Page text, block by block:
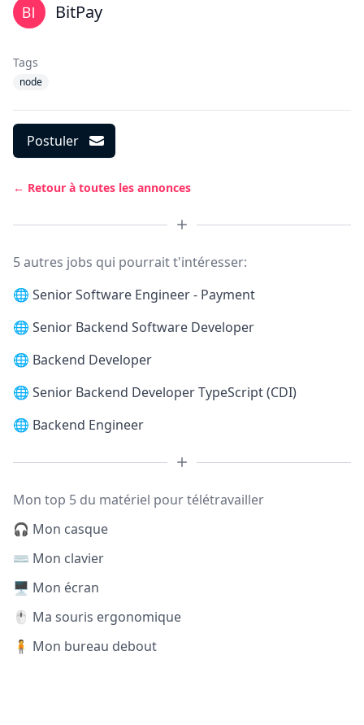
BitPay
Tags
node
Postuler
← Retour à toutes les annonces
5 autres jobs qui pourrait t'intéresser:
🌐 Senior Software Engineer - Payment
🌐 Senior Backend Software Developer
🌐 Backend Developer
🌐 Senior Backend Developer TypeScript (CDI)
🌐 Backend Engineer
Mon top 5 du matériel pour télétravailler
🎧 Mon casque
⌨️ Mon clavier
🖥️ Mon écran
🖱️ Ma souris ergonomique
🧍 Mon bureau debout